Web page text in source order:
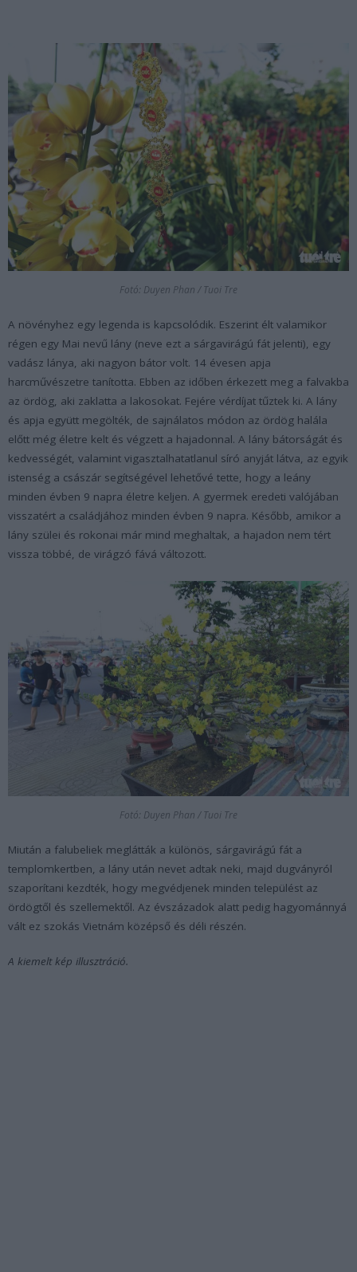
Fotó: Duyen Phan / Tuoi Tre
A növényhez egy legenda is kapcsolódik. Eszerint élt valamikor
régen egy Mai nevű lány (neve ezt a sárgavirágú fát jelenti), egy
vadász lánya, aki nagyon bátor volt. 14 évesen apja
harcművészetre tanította. Ebben az időben érkezett meg a falvakba
az ördög, aki zaklatta a lakosokat. Fejére vérdíjat tűztek ki. A lány
és apja együtt megölték, de sajnálatos módon az ördög halála
előtt még életre kelt és végzett a hajadonnal. A lány bátorságát és
kedvességét, valamint vigasztalhatatlanul síró anyját látva, az egyik
istenség a császár segítségével lehetővé tette, hogy a leány
minden évben 9 napra életre keljen. A gyermek eredeti valójában
visszatért a családjához minden évben 9 napra. Később, amikor a
lány szülei és rokonai már mind meghaltak, a hajadon nem tért
vissza többé, de virágzó fává változott.
Fotó: Duyen Phan / Tuoi Tre
Miután a falubeliek meglátták a különös, sárgavirágú fát a
templomkertben, a lány után nevet adtak neki, majd dugványról
szaporítani kezdték, hogy megvédjenek minden települést az
ördögtől és szellemektől. Az évszázadok alatt pedig hagyománnyá
vált ez szokás Vietnám középső és déli részén.
A kiemelt kép illusztráció.